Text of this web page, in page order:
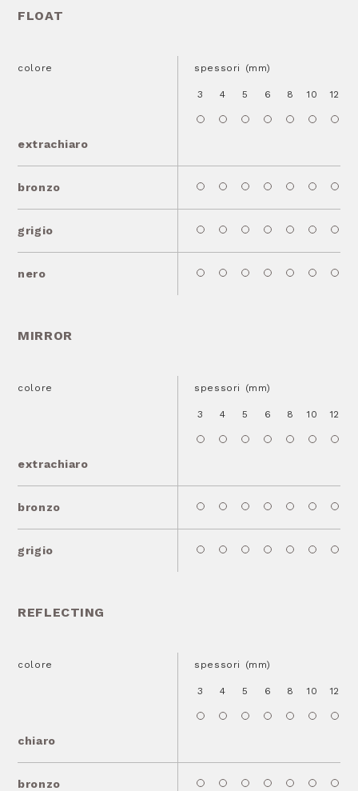
FLOAT
colore
extrachiaro
spessori (mm)
3 4 5 6 8 10 12
bronzo
grigio
nero
MIRROR
colore
extrachiaro
spessori (mm)
3 4 5 6 8 10 12
bronzo
grigio
REFLECTING
colore
chiaro
spessori (mm)
3 4 5 6 8 10 12
bronzo